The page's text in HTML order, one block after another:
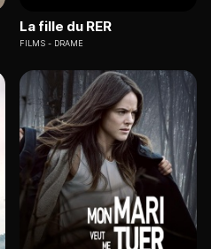
La fille du RER
FILMS DRAME